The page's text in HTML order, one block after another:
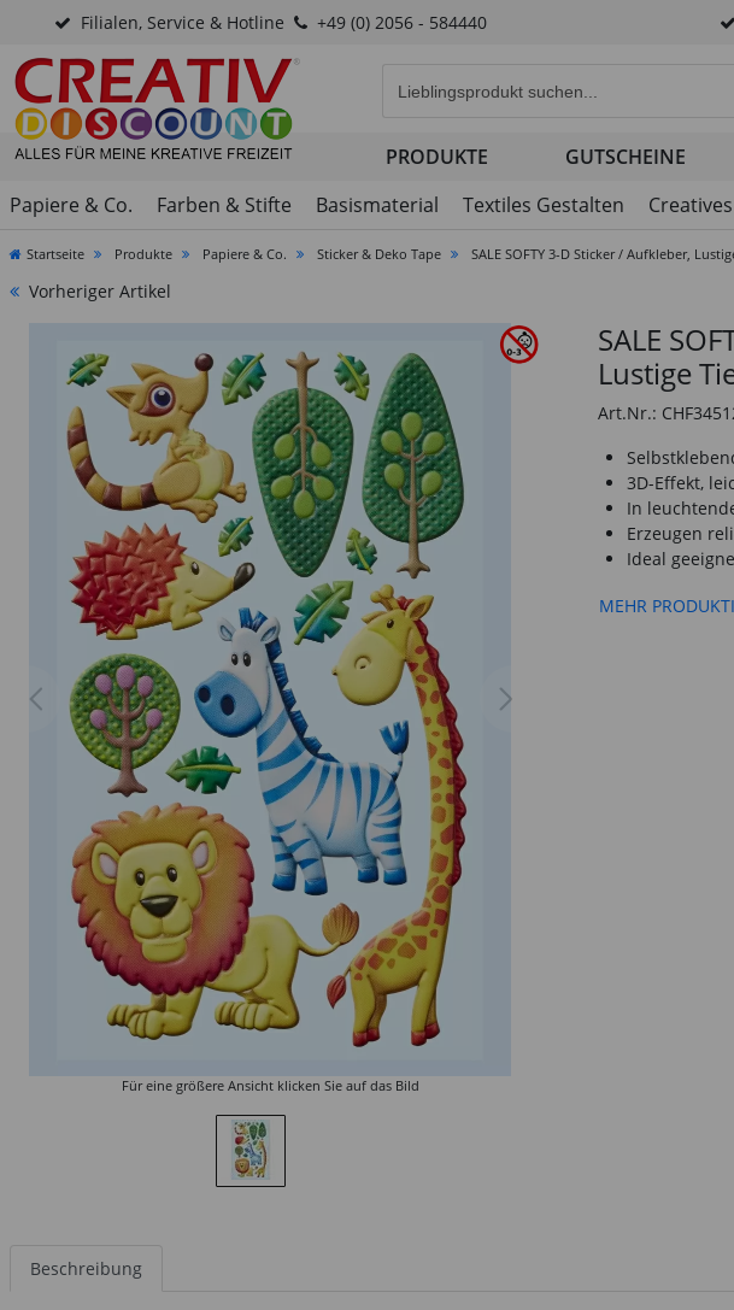
Filialen, Service & Hotline +49 (0) 2056 - 584440
PRODUKTE GUTSCHEINE
Papiere & Co.
Farben & Stifte Basismaterial Textiles Gestalten
Startseite Produkte Papiere & Co. Sticker & Deko Tape SALE SOFTY 3-D Sticker / Aufkleber,
Vorheriger Artikel
Für eine größere Ansicht klicken Sie auf das Bild
SALE
Lustige
Art.Nr.:
3D-Effekt,
In
Erzeugen
Ideal
MEHR
Beschreibung